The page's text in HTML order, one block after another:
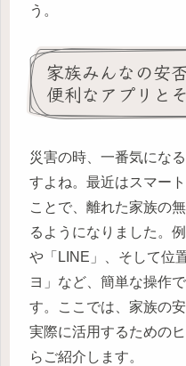
う。
家族みんなの安
便利なアプリと
災害の時、一番気にな
すよね。最近はスマー
ことで、離れた家族の
るようになりました。
や「LINE」、そして位
ヨ」など、簡単な操作
す。ここでは、家族の
実際に活用するための
らご紹介します。